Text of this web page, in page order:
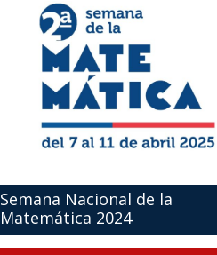
Semana Nacional de la
Matemática 2024